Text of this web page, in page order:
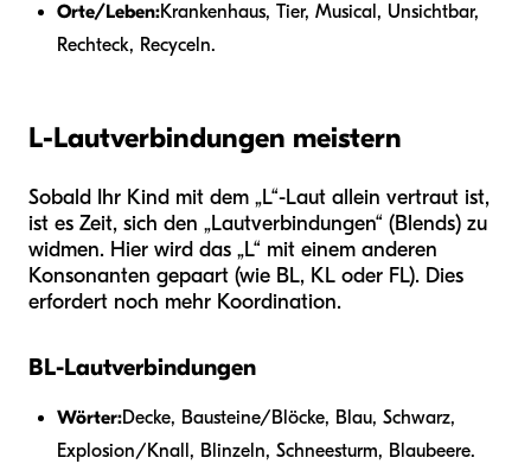
Orte/Leben:Krankenhaus, Tier, Musical, Unsichtbar,
Rechteck, Recyceln.
L-Lautverbindungen meistern
Sobald Ihr Kind mit dem „L“-Laut allein vertraut ist,
ist es Zeit, sich den „Lautverbindungen“ (Blends) zu
widmen. Hier wird das „L“ mit einem anderen
Konsonanten gepaart (wie BL, KL oder FL). Dies
erfordert noch mehr Koordination.
BL-Lautverbindungen
Wörter:Decke, Bausteine/Blöcke, Blau, Schwarz,
Explosion/Knall, Blinzeln, Schneesturm, Blaubeere.